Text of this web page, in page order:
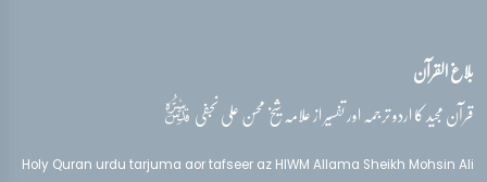
بلاغ القرآن
قرآن مجید کا اردو ترجمہ اور تفسیر از علامہ شیخ محسن علی نجفیقدس‌سره
Holy Quran urdu tarjuma aor tafseer az HIWM Allama Sheikh Mohsin Ali